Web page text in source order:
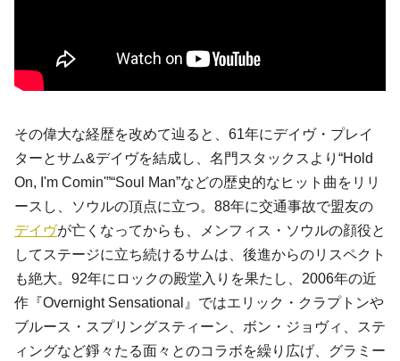
その偉大な経歴を改めて辿ると、61年にデイヴ・プレイ
ターとサム&デイヴを結成し、名門 スタックス より“Hold
On, I'm Comin'”“Soul Man”などの歴史的なヒット曲をリリ
ースし、ソウルの頂点に立つ。88年に交通事故で盟友の
デイヴが亡くなってからも、 メンフィス・ソウルの顔役と
してステージに立ち続けるサムは、後進からのリスペクト
も絶大。92年にロックの殿堂入りを果たし、2006年の近
作『Overnight Sensational』ではエリック・クラプトンや
ブルース・スプリングスティーン
ボン・ジョヴィ
ステ
ィングなど錚々たる面々とのコラボを繰り広げ、グラミー